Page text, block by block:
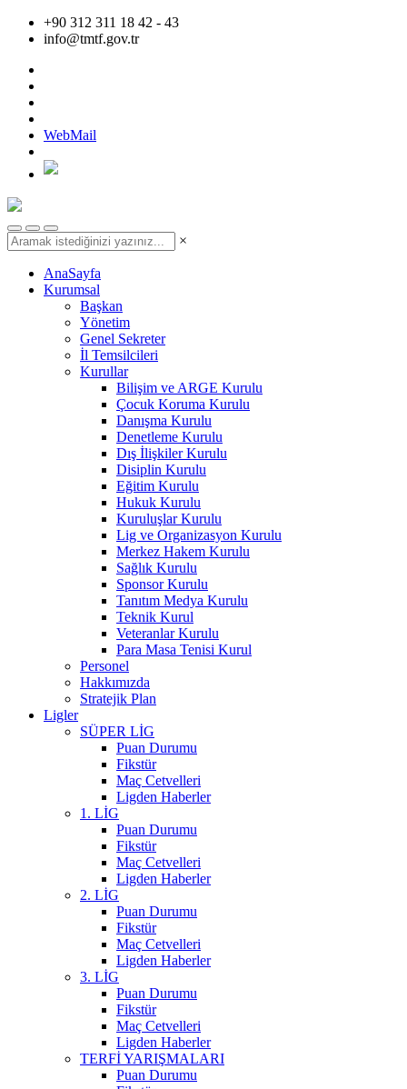
+90 312 311 18 42 - 43
info@tmtf.gov.tr
WebMail
×
AnaSayfa
Kurumsal
Başkan
Yönetim
Genel Sekreter
İl Temsilcileri
Kurullar
Bilişim ve ARGE Kurulu
Çocuk Koruma Kurulu
Danışma Kurulu
Denetleme Kurulu
Dış İlişkiler Kurulu
Disiplin Kurulu
Eğitim Kurulu
Hukuk Kurulu
Kuruluşlar Kurulu
Lig ve Organizasyon Kurulu
Merkez Hakem Kurulu
Sağlık Kurulu
Sponsor Kurulu
Tanıtım Medya Kurulu
Teknik Kurul
Veteranlar Kurulu
Para Masa Tenisi Kurul
Personel
Hakkımızda
Stratejik Plan
Ligler
SÜPER LİG
Puan Durumu
Fikstür
Maç Cetvelleri
Ligden Haberler
1. LİG
Puan Durumu
Fikstür
Maç Cetvelleri
Ligden Haberler
2. LİG
Puan Durumu
Fikstür
Maç Cetvelleri
Ligden Haberler
3. LİG
Puan Durumu
Fikstür
Maç Cetvelleri
Ligden Haberler
TERFİ YARIŞMALARI
Puan Durumu